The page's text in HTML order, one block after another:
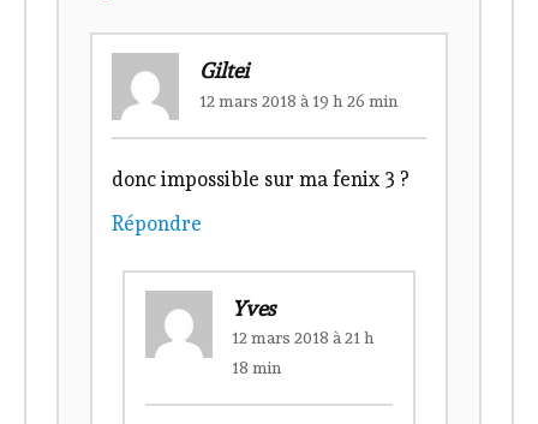
Giltei
12 mars 2018 à 19 h 26 min
donc impossible sur ma fenix 3 ?
Répondre
Yves
12 mars 2018 à 21 h
18 min